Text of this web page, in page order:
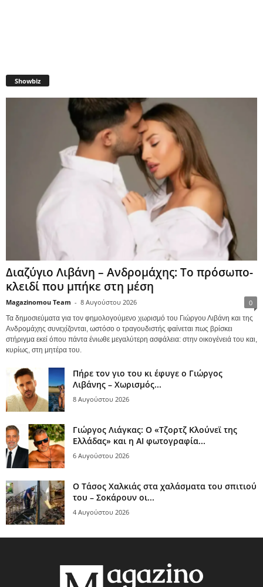
Showbiz
Διαζύγιο Λιβάνη – Ανδρομάχης: Το πρόσωπο-
κλειδί που μπήκε στη μέση
Magazinomou Team - 8 Αυγούστου 2026 0
Τα δημοσιεύματα για τον φημολογούμενο χωρισμό του Γιώργου Λιβάνη και της
Ανδρομάχης συνεχίζονται, ωστόσο ο τραγουδιστής φαίνεται πως βρίσκει
στήριγμα εκεί όπου πάντα ένιωθε μεγαλύτερη ασφάλεια: στην οικογένειά του και,
κυρίως, στη μητέρα του.
Πήρε τον γιο του κι έφυγε ο Γιώργος
Λιβάνης – Χωρισμός...
8 Αυγούστου 2026
Γιώργος Λιάγκας: Ο «Τζορτζ Κλούνεϊ της
Ελλάδας» και η AI φωτογραφία...
6 Αυγούστου 2026
Ο Τάσος Χαλκιάς στα χαλάσματα του σπιτιού
του – Σοκάρουν οι...
4 Αυγούστου 2026